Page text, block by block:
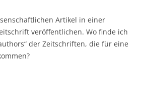
Artikel in einer
veröffentlichen. Wo finde ich
der Zeitschriften, die für eine